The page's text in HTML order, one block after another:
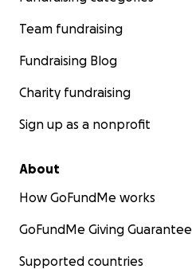
Team fundraising
Fundraising Blog
Charity fundraising
Sign up as a nonprofit
About
How GoFundMe works
GoFundMe Giving Guarantee
Supported countries